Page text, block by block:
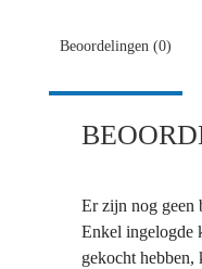
Beoordelingen (0)
Er zijn nog geen
Enkel ingelogde
gekocht hebben,